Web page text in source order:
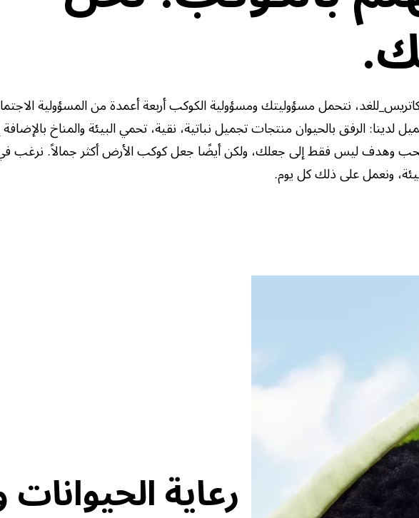
نتحمل مسؤوليتك ومسؤولية الكوكب أربعة أعمدة من المسؤولية
الرفق بالحيوان منتجات تجميل نباتية، نقية، تحمي البيئة والمناخ بالإضافة
وهدف ليس فقط إلى جعلك، ولكن أيضًا جعل كوكب الأرض أكثر جمالاً. نرغب
ونعمل على ذلك كل يوم.
رعاية الحيوانات